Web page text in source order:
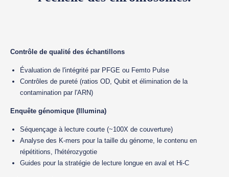
Contrôle de qualité des échantillons
Évaluation de l'intégrité par PFGE ou Femto Pulse
Contrôles de pureté (ratios OD, Qubit et élimination de la
contamination par l'ARN)
Enquête génomique (Illumina)
Séquençage à lecture courte (~100X de couverture)
Analyse des K-mers pour la taille du génome, le contenu en
répétitions, l'hétérozygotie
Guides pour la stratégie de lecture longue en aval et Hi-C